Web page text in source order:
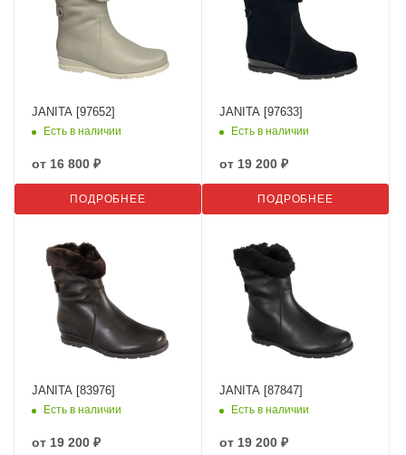
JANITA [97652]
Есть в наличии
от 16 800 ₽
ПОДРОБНЕЕ
JANITA [97633]
Есть в наличии
от 19 200 ₽
ПОДРОБНЕЕ
JANITA [83976]
Есть в наличии
от 19 200 ₽
JANITA [87847]
Есть в наличии
от 19 200 ₽